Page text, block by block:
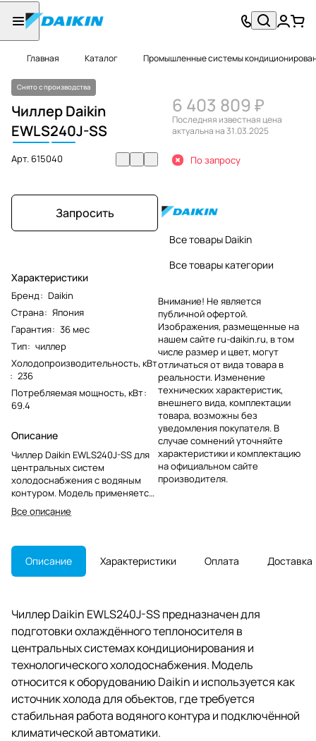
Главная Каталог Промышленные системы
Снято с производства
Чиллер Daikin
EWLS240J-SS
Арт.615040
Запросить
Характеристики
Бренд: Daikin
Страна: Япония
Гарантия: 36 мес
Тип: чиллер
Холодопроизводительность, кВт
: 236
Потребляемая мощность, кВт:
69.4
Описание
Чиллер Daikin EWLS240J-SS для
центральных систем
холодоснабжения с водяным
контуром. Модель применяется
на действующих объектах Daikin
и учитывается при ремонте или
Все описание
6 403 809 ₽
Последняя известная цена
актуальна на 31.03.2025
По запросу
Все товары Daikin
Все товары категории
Внимание! Не является
публичной офертой.
Изображения, размещенные на
нашем сайте ru-daikin.ru, в том
числе размер и цвет, могут
отличаться от вида товара в
реальности. Изменение
технических характеристик,
внешнего вида, комплектации
товара, возможны без
уведомления покупателя. В
случае сомнений уточняйте
характеристики и комплектацию
на официальном сайте
производителя.
Описание Характеристики Оплата Доставка
Чиллер Daikin EWLS240J-SS предназначен для
подготовки охлаждённого теплоносителя в
центральных системах кондиционирования и
технологического холодоснабжения. Модель
относится к оборудованию Daikin и используется как
источник холода для объектов, где требуется
стабильная работа водяного контура и подключённой
климатической автоматики.